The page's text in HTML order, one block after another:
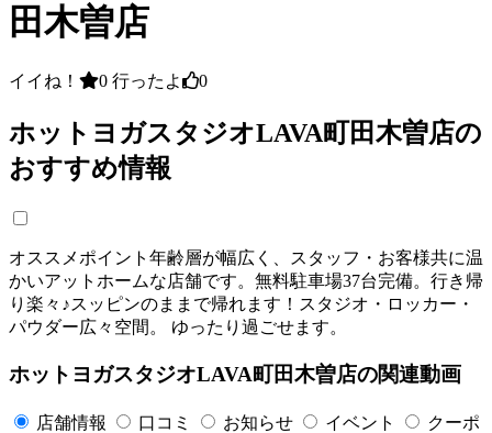
田木曽店
イイね！ 0 行ったよ 0
ホットヨガスタジオLAVA町田木曽店の
おすすめ情報
オススメポイント年齢層が幅広く、スタッフ・お客様共に温
かいアットホームな店舗です。無料駐車場37台完備。行き帰
り楽々♪スッピンのままで帰れます！スタジオ・ロッカー・
パウダー広々空間。 ゆったり過ごせます。
ホットヨガスタジオLAVA町田木曽店の関連動画
店舗情報 口コミ お知らせ イベント
クーポ